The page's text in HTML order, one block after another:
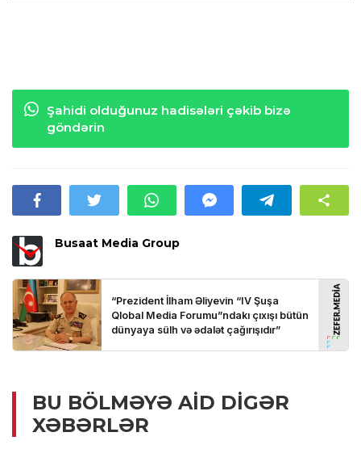
Şahidi olduğunuz hadisələri çəkib bizə
göndərin
Busaat Media Group
BU BÖLMƏYƏ AID DIGƏR
XƏBƏRLƏR